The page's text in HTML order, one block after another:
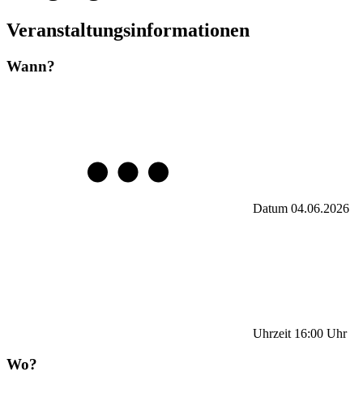
Veranstaltungsinformationen
Wann?
Datum 04.06.2026
Uhrzeit 16:00 Uhr
Wo?